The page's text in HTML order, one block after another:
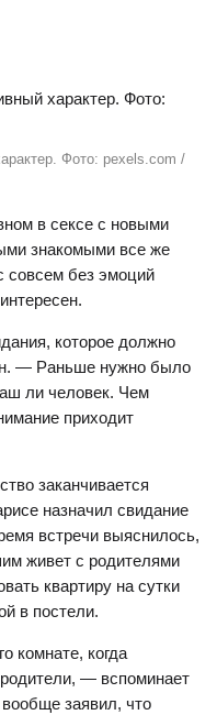
Фото: pexels.com /
в сексе с новыми
знакомыми все же
совсем без эмоций
которое должно
— Раньше нужно было
ли человек. Чем
приходит
заканчивается
назначил свидание
встречи выяснилось,
живет с родителями
квартиру на сутки
в постели.
комнате, когда
— вспоминает
заявил, что